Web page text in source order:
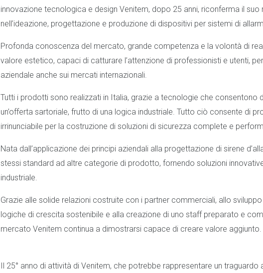
innovazione tecnologica e design Venitem, dopo 25 anni, riconferma il
nell’ideazione, progettazione e produzione di dispositivi per sistemi di
Profonda conoscenza del mercato, grande competenza e la volontà di
valore estetico, capaci di catturare l’attenzione di professionisti e utenti,
aziendale anche sui mercati internazionali.
Tutti i prodotti sono realizzati in Italia, grazie a tecnologie che consentono
un’offerta sartoriale, frutto di una logica industriale. Tutto ciò consente di
irrinunciabile per la costruzione di soluzioni di sicurezza complete e
Nata dall’applicazione dei principi aziendali alla progettazione di sirene
stessi standard ad altre categorie di prodotto, fornendo soluzioni
industriale.
Grazie alle solide relazioni costruite con i partner commerciali, allo
logiche di crescita sostenibile e alla creazione di uno staff preparato e
mercato Venitem continua a dimostrarsi capace di creare valore aggiunto.
Il 25° anno di attività di Venitem, che potrebbe rappresentare un traguardo